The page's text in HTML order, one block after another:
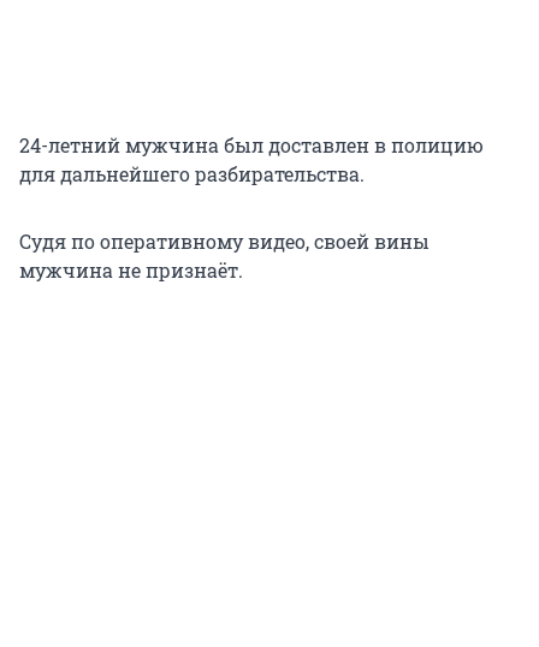
24-летний мужчина был доставлен в полицию
для дальнейшего разбирательства.
Судя по оперативному видео, своей вины
мужчина не признаёт.